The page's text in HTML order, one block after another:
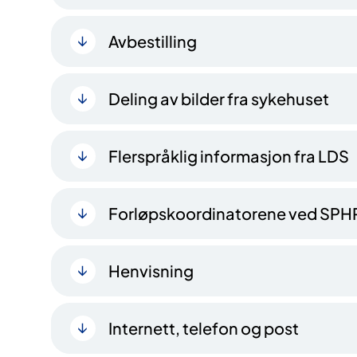
Avbestilling
Deling av bilder fra sykehuset
Flerspråklig informasjon fra LDS
Forløpskoordinatorene ved
Henvisning
Internett, telefon og post